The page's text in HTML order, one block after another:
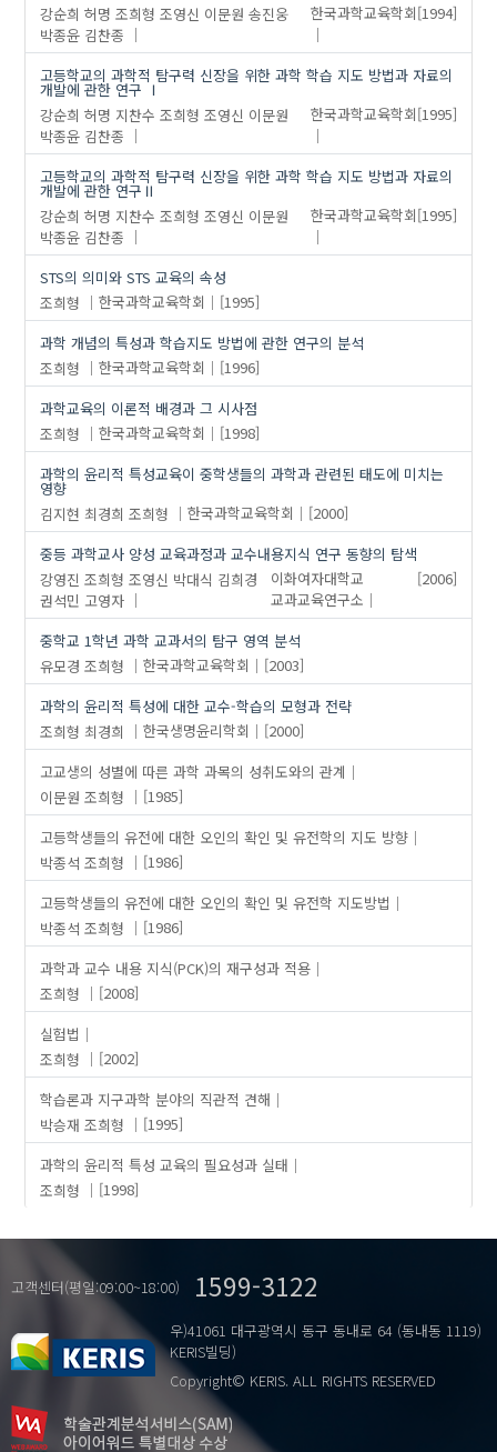
강순희 허명 조희형 조영신 이문원 송진웅
박종윤 김찬종
한국과학교육학회[1994]
고등학교의 과학적 탐구력 신장을 위한 과학 학습 지도 방법과 자료의
개발에 관한 연구 Ⅰ
강순희 허명 지찬수 조희형 조영신 이문원
박종윤 김찬종
한국과학교육학회[1995]
고등학교의 과학적 탐구력 신장을 위한 과학 학습 지도 방법과 자료의
개발에 관한 연구Ⅱ
강순희 허명 지찬수 조희형 조영신 이문원
박종윤 김찬종
한국과학교육학회[1995]
STS의 의미와 STS 교육의 속성
조희형
한국과학교육학회
[1995]
과학 개념의 특성과 학습지도 방법에 관한 연구의 분석
조희형
한국과학교육학회
[1996]
과학교육의 이론적 배경과 그 시사점
조희형
한국과학교육학회
[1998]
과학의 윤리적 특성교육이 중학생들의 과학과 관련된 태도에 미치는
영향
김지현 최경희 조희형 한국과학교육학회
[2000]
중등 과학교사 양성 교육과정과 교수내용지식 연구 동향의 탐색
강영진 조희형 조영신 박대식 김희경
권석민 고영자
이화여자대학교
교과교육연구소
[2006]
중학교 1학년 과학 교과서의 탐구 영역 분석
유모경 조희형 한국과학교육학회
[2003]
과학의 윤리적 특성에 대한 교수-학습의 모형과 전략
조희형 최경희 한국생명윤리학회
[2000]
고교생의 성별에 따른 과학 과목의 성취도와의 관계
이문원 조희형
[1985]
고등학생들의 유전에 대한 오인의 확인 및 유전학의 지도 방향
박종석 조희형
[1986]
고등학생들의 유전에 대한 오인의 확인 및 유전학 지도방법
박종석 조희형
[1986]
과학과 교수 내용 지식(PCK)의 재구성과 적용
조희형
[2008]
실험법
조희형
[2002]
학습론과 지구과학 분야의 직관적 견해
박승재 조희형
[1995]
과학의 윤리적 특성 교육의 필요성과 실태
조희형
[1998]
고객센터(평일:09:00~18:00) 1599-3122
우)41061 대구광역시 동구 동내로 64 (동내동 1119)
KERIS빌딩)
Copyright© KERIS. ALL RIGHTS RESERVED